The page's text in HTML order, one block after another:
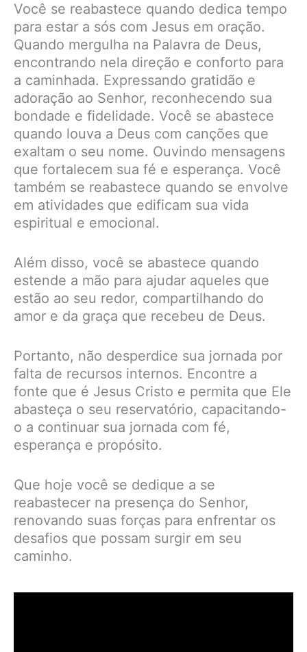
Você se reabastece quando dedica tempo
para estar a sós com Jesus em oração.
Quando mergulha na Palavra de Deus,
encontrando nela direção e conforto para
a caminhada. Expressando gratidão e
adoração ao Senhor, reconhecendo sua
bondade e fidelidade. Você se abastece
quando louva a Deus com canções que
exaltam o seu nome. Ouvindo mensagens
que fortalecem sua fé e esperança. Você
também se reabastece quando se envolve
em atividades que edificam sua vida
espiritual e emocional.
Além disso, você se abastece quando
estende a mão para ajudar aqueles que
estão ao seu redor, compartilhando do
amor e da graça que recebeu de Deus.
Portanto, não desperdice sua jornada por
falta de recursos internos. Encontre a
fonte que é Jesus Cristo e permita que Ele
abasteça o seu reservatório, capacitando-
o a continuar sua jornada com fé,
esperança e propósito.
Que hoje você se dedique a se
reabastecer na presença do Senhor,
renovando suas forças para enfrentar os
desafios que possam surgir em seu
caminho.